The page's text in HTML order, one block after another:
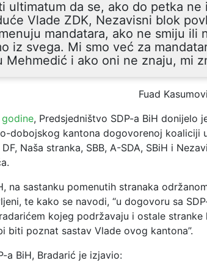
ultimatum da se, ako do petka ne
Vlade ZDK, Nezavisni blok
mandatara, ako ne smiju ili
iz svega. Mi smo već za
Mehmedić i ako oni ne znaju, mi
Fuad
godine, Predsjedništvo SDP-a BiH donijelo
dobojskog kantona dogovorenoj koaliciji
Naša stranka, SBB, A-SDA, SBiH i
na sastanku pomenutih stranaka
te kako se navodi, “u dogovoru sa
kojeg podržavaju i ostale stranke
biti poznat sastav Vlade ovog kantona”.
a BiH, Bradarić je izjavio: